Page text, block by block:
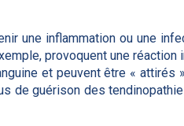
une inflammation ou une
provoquent une
et peuvent être « attirés
de guérison des